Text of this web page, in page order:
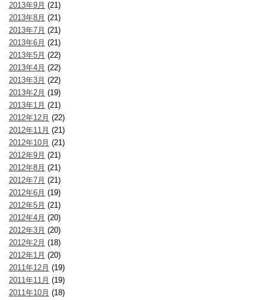
2013年9月 (21)
2013年8月 (21)
2013年7月 (21)
2013年6月 (21)
2013年5月 (22)
2013年4月 (22)
2013年3月 (22)
2013年2月 (19)
2013年1月 (21)
2012年12月 (22)
2012年11月 (21)
2012年10月 (21)
2012年9月 (21)
2012年8月 (21)
2012年7月 (21)
2012年6月 (19)
2012年5月 (21)
2012年4月 (20)
2012年3月 (20)
2012年2月 (18)
2012年1月 (20)
2011年12月 (19)
2011年11月 (19)
2011年10月 (18)